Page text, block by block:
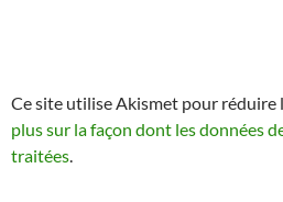
Ce site utilise Akismet pour réduire
plus sur la façon dont les données
traitées.